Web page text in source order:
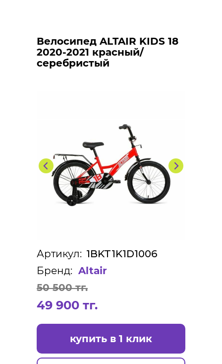
Велосипед ALTAIR KIDS 18
2020-2021 красный/
серебристый
Артикул:
49 900 тг.
1BKT1K1D1006
Бренд:
50 500 тг.
Altair
купить в 1 клик